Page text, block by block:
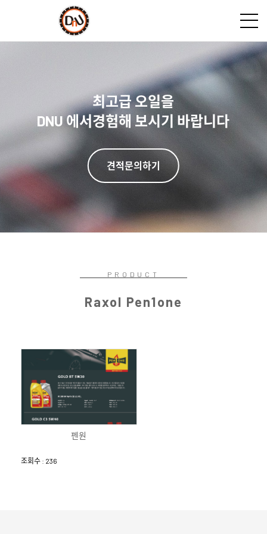
최고급 오일을
DNU 에서 경험해 보시기 바랍니다
견적문의하기
PRODUCT
Raxol Pen1one
펜원
조회수 : 236